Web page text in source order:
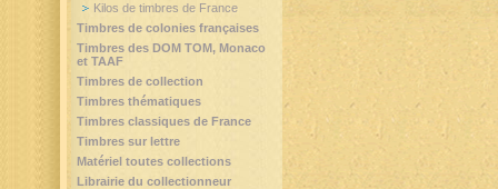
Kilos de timbres de France
Timbres de colonies françaises
Timbres des DOM TOM, Monaco
et TAAF
Timbres de collection
Timbres thématiques
Timbres classiques de France
Timbres sur lettre
Matériel toutes collections
Librairie du collectionneur